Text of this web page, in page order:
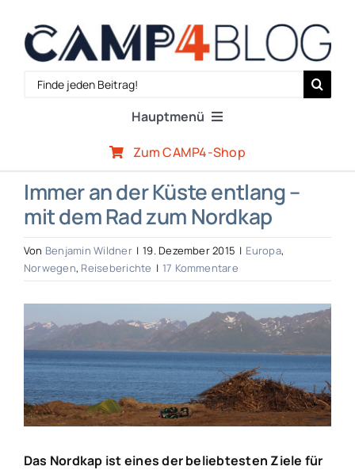
Inhalt
springen
Search
Hauptmenü
Reiseberichte
Expertenwissen
Outdoor-Szene
CAMP4-Team
Zum CAMP4-Shop
Immer an der Küste entlang –
mit dem Rad zum Nordkap
Von Benjamin Wildner | 19. Dezember 2015 | Europa,
Norwegen, Reiseberichte | 17 Kommentare
grösseres
Bild
Das Nordkap ist eines der beliebtesten Ziele für